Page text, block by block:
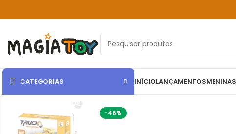
CATEGORIAS INÍCIOLANÇAMENTOSMENINAS
-46%